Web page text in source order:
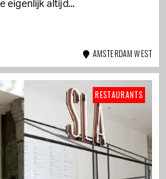
eigenlijk altijd...
AMSTERDAM WEST
RESTAURANTS